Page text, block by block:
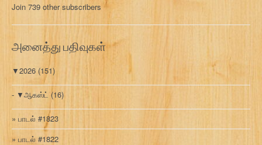
க
வ
Join 739 other subscribers
அனைத்து பதிவுகள்
▼2026 (151)
▼ஆகஸ்ட் (16)
பாடல் #1823
பாடல் #1822